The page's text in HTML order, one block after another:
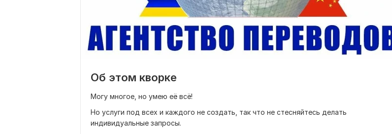
Об этом кворке
Могу многое, но умею её всё!
Но услуги под всех и каждого не создать, так что не стесняйтесь делать
индивидуальные запросы.